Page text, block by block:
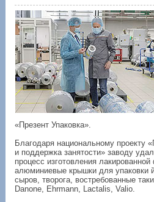
«Презент Упаковка».
Благодаря национальному проекту
и поддержка занятости» заводу
процесс изготовления
алюминиевые крышки для упаковки
сыров, творога, востребованные
Danone, Ehrmann, Lactalis, Valio.